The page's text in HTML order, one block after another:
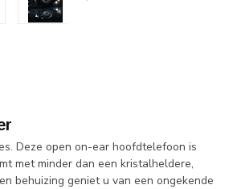
Deze open on-ear hoofdtelefoon is
met minder dan een kristalheldere,
behuizing geniet u van een ongekende